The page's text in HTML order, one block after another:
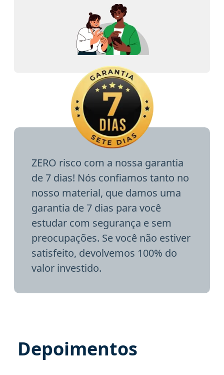
ZERO risco com a nossa garantia
de 7 dias! Nós confiamos tanto no
nosso material, que damos uma
garantia de 7 dias para você
estudar com segurança e sem
preocupações. Se você não estiver
satisfeito, devolvemos 100% do
valor investido.
Depoimentos